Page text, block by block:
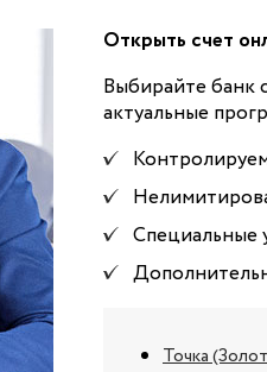
Открыть счет
Выбирайте банк
актуальные
Специальные
Точка